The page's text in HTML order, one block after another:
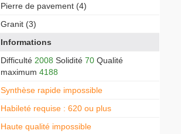
Pierre de pavement (4)
Granit (3)
Informations
Difficulté 2008 Solidité 70 Qualité
maximum 4188
Synthèse rapide impossible
Habileté requise : 620 ou plus
Haute qualité impossible